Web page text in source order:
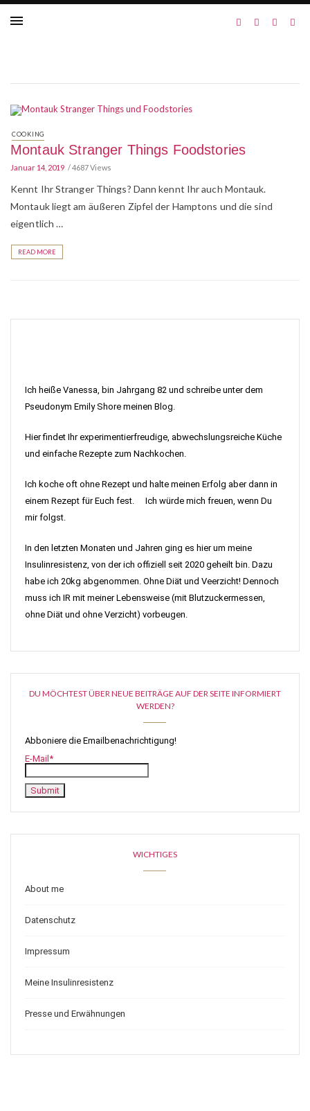
COOKING
Montauk Stranger Things Foodstories
Januar 14, 2019 4687 Views
Kennt Ihr Stranger Things? Dann kennt Ihr auch Montauk.
Montauk liegt am äußeren Zipfel der Hamptons und die sind
eigentlich …
READ MORE
Ich heiße Vanessa, bin Jahrgang 82 und schreibe unter dem
Pseudonym Emily Shore meinen Blog.
Hier findet Ihr experimentierfreudige, abwechslungsreiche Küche
und einfache Rezepte zum Nachkochen.
Ich koche oft ohne Rezept und halte meinen Erfolg aber dann in
einem Rezept für Euch fest. Ich würde mich freuen, wenn Du
mir folgst.
In den letzten Monaten und Jahren ging es hier um meine
Insulinresistenz, von der ich offiziell seit 2020 geheilt bin. Dazu
habe ich 20kg abgenommen. Ohne Diät und Veerzicht! Dennoch
muss ich IR mit meiner Lebensweise (mit Blutzuckermessen,
ohne Diät und ohne Verzicht) vorbeugen.
DU MÖCHTEST ÜBER NEUE BEITRÄGE AUF DER SEITE INFORMIERT
WERDEN?
Abboniere die Emailbenachrichtigung!
E-Mail*
WICHTIGES
About me
Datenschutz
Impressum
Meine Insulinresistenz
Presse und Erwähnungen